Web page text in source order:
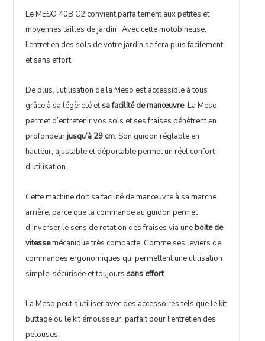
Le MESO 40B C2 convient parfaitement aux petites et
moyennes tailles de jardin . Avec cette motobineuse,
l’entretien des sols de votre jardin se fera plus facilement
et sans effort.
De plus, l’utilisation de la Meso est accessible à tous
grâce à sa légèreté etsa facilité de manœuvre. La Meso
permet d’entretenir vos sols et ses fraises pénètrent en
profondeurjusqu’à 29 cm. Son guidon réglable en
hauteur, ajustable et déportable permet un réel confort
d’utilisation.
Cette machine doit sa facilité de manœuvre à sa marche
arrière; parce que la commande au guidon permet
d’inverser le sens de rotation des fraises via uneboite de
vitessemécanique très compacte. Comme ses leviers de
commandes ergonomiques qui permettent une utilisation
simple, sécurisée et toujourssans effort.
La Meso peut s’utiliser avec des accessoires tels que le kit
buttage ou le kit émousseur, parfait pour l’entretien des
pelouses.